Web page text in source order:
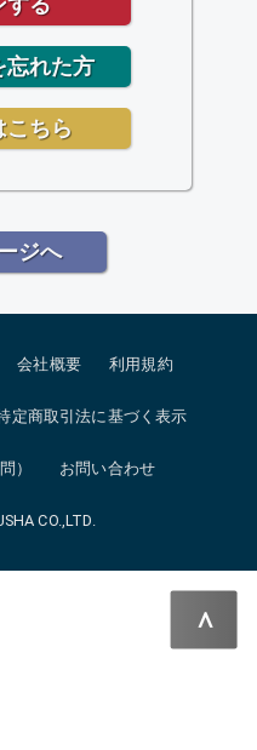
ジへ
会社概要 利用規約
定商取引法に基づく表示
） お問い合わせ
CO.,LTD.